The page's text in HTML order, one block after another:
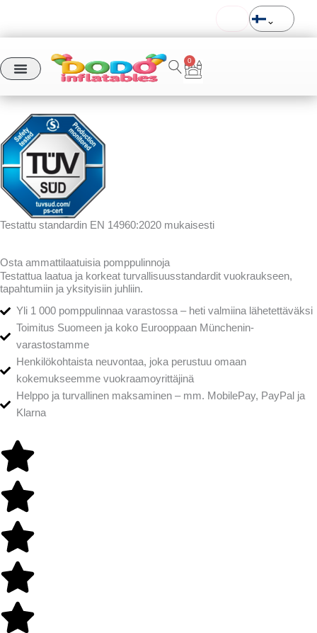
0
Cart
Testattu standardin EN 14960:2020 mukaisesti
Osta ammattilaatuisia pomppulinnoja
Testattua laatua ja korkeat turvallisuusstandardit vuokraukseen,
tapahtumiin ja yksityisiin juhliin.
Yli 1 000 pomppulinnaa varastossa – heti valmiina lähetettäväksi
Toimitus Suomeen ja koko Eurooppaan Münchenin-
varastostamme
Henkilökohtaista neuvontaa, joka perustuu omaan
kokemukseemme vuokraamoyrittäjinä
Helppo ja turvallinen maksaminen – mm. MobilePay, PayPal ja
Klarna